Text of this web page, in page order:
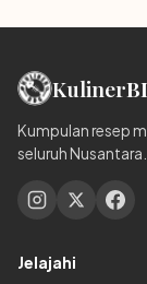
Kuliner
Kumpulan resep
seluruh
Jelajahi